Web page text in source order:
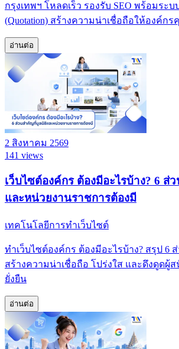
กรุงเทพฯ โหลดเร็ว รองรับ SEO พร้อมระ
(Quotation) สร้างความน่าเชื่อถือให้องค์ก
อ่านต่อ
2 สิงหาคม 2569
141 views
เว็บไซต์องค์กร ต้องมีอะไรบ้าง? 6
และหน่วยงานราชการต้องมี
เทคโนโลยีการทำเว็บไซต์
ทำเว็บไซต์องค์กร ต้องมีอะไรบ้าง? สรุป 6
สร้างความน่าเชื่อถือ โปร่งใส และดึงดูดผู้
ยั่งยืน
อ่านต่อ